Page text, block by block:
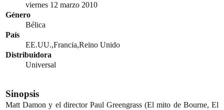
viernes 12 marzo 2010
Género
Bélica
País
EE.UU.,Francia,Reino Unido
Distribuidora
Universal
Sinopsis
Matt Damon y el director Paul Greengrass (El mito de Bourne, El